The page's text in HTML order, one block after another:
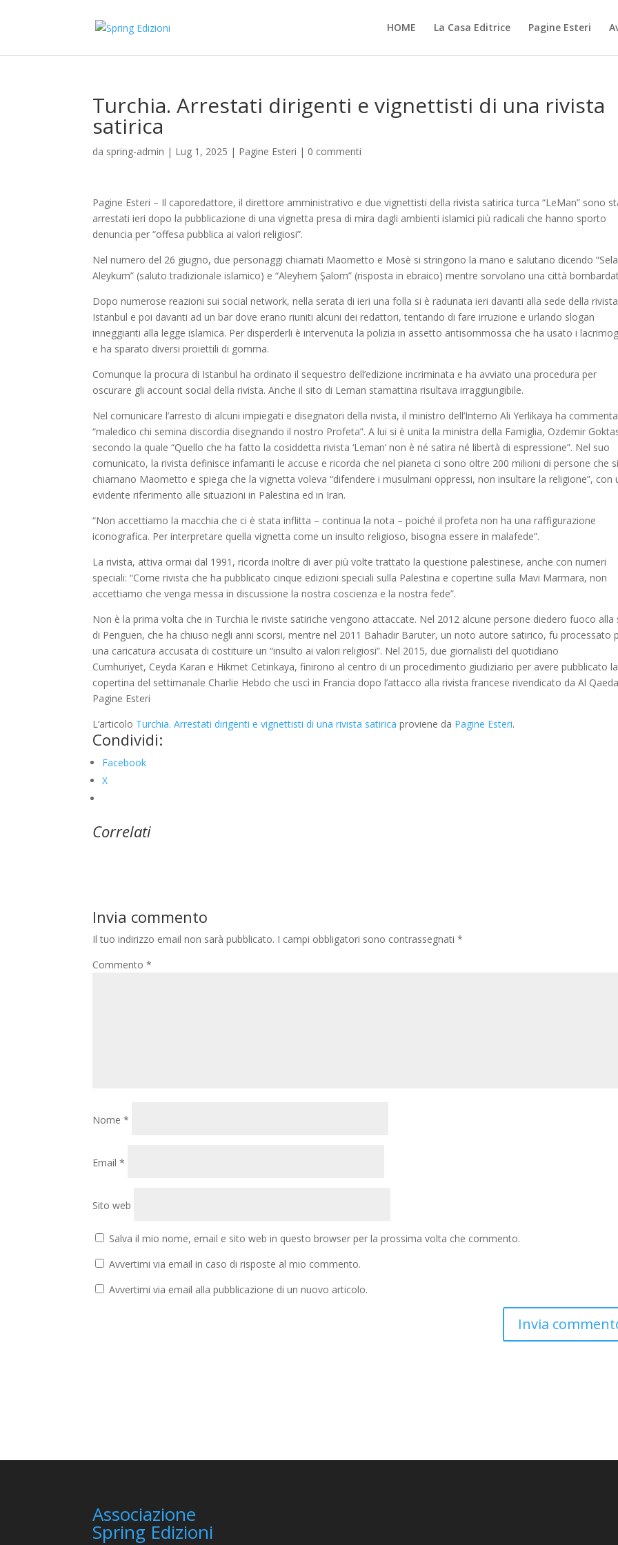
HOME La Casa Editrice Pagine Esteri
Turchia. Arrestati dirigenti e vignettisti di una rivista
satirica
da spring-admin | Lug 1, 2025 | Pagine Esteri | 0 commenti
Pagine Esteri – Il caporedattore, il direttore amministrativo e due vignettisti della rivista satirica turca “LeMan” sono
arrestati ieri dopo la pubblicazione di una vignetta presa di mira dagli ambienti islamici più radicali che hanno sporto
denuncia per “offesa pubblica ai valori religiosi”.
Nel numero del 26 giugno, due personaggi chiamati Maometto e Mosè si stringono la mano e salutano dicendo
Aleykum” (saluto tradizionale islamico) e “Aleyhem Şalom” (risposta in ebraico) mentre sorvolano una città
Dopo numerose reazioni sui social network, nella serata di ieri una folla si è radunata ieri davanti alla sede della
Istanbul e poi davanti ad un bar dove erano riuniti alcuni dei redattori, tentando di fare irruzione e urlando slogan
inneggianti alla legge islamica. Per disperderli è intervenuta la polizia in assetto antisommossa che ha usato i
e ha sparato diversi proiettili di gomma.
Comunque la procura di Istanbul ha ordinato il sequestro dell’edizione incriminata e ha avviato una procedura per
oscurare gli account social della rivista. Anche il sito di Leman stamattina risultava irraggiungibile.
Nel comunicare l’arresto di alcuni impiegati e disegnatori della rivista, il ministro dell’Interno Ali Yerlikaya ha
“maledico chi semina discordia disegnando il nostro Profeta”. A lui si è unita la ministra della Famiglia, Ozdemir
secondo la quale “Quello che ha fatto la cosiddetta rivista ‘Leman’ non è né satira né libertà di espressione”. Nel suo
comunicato, la rivista definisce infamanti le accuse e ricorda che nel pianeta ci sono oltre 200 milioni di persone che si
chiamano Maometto e spiega che la vignetta voleva “difendere i musulmani oppressi, non insultare la religione”, con
evidente riferimento alle situazioni in Palestina ed in Iran.
“Non accettiamo la macchia che ci è stata inflitta – continua la nota – poiché il profeta non ha una raffigurazione
iconografica. Per interpretare quella vignetta come un insulto religioso, bisogna essere in malafede”.
La rivista, attiva ormai dal 1991, ricorda inoltre di aver più volte trattato la questione palestinese, anche con numeri
speciali: “Come rivista che ha pubblicato cinque edizioni speciali sulla Palestina e copertine sulla Mavi Marmara, non
accettiamo che venga messa in discussione la nostra coscienza e la nostra fede”.
Non è la prima volta che in Turchia le riviste satiriche vengono attaccate. Nel 2012 alcune persone diedero fuoco alla
di Penguen, che ha chiuso negli anni scorsi, mentre nel 2011 Bahadir Baruter, un noto autore satirico, fu processato
una caricatura accusata di costituire un “insulto ai valori religiosi”. Nel 2015, due giornalisti del quotidiano
Cumhuriyet, Ceyda Karan e Hikmet Cetinkaya, finirono al centro di un procedimento giudiziario per avere pubblicato la
copertina del settimanale Charlie Hebdo che uscì in Francia dopo l’attacco alla rivista francese rivendicato da Al
Pagine Esteri
L’articolo Turchia. Arrestati dirigenti e vignettisti di una rivista satirica proviene da Pagine Esteri.
Condividi:
Facebook
X
Correlati
Invia commento
Il tuo indirizzo email non sarà pubblicato. I campi obbligatori sono contrassegnati*
Commento*
Nome*
Email*
Sito web
Salva il mio nome, email e sito web in questo browser per la prossima volta che commento.
Avvertimi via email in caso di risposte al mio commento.
Avvertimi via email alla pubblicazione di un nuovo articolo.
Associazione
Spring Edizioni